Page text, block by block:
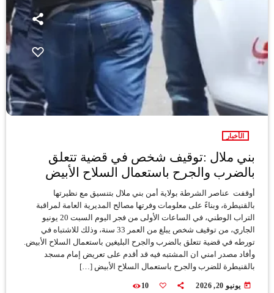
الأخبار
بني ملال :توقيف شخص في قضية تتعلق
بالضرب والجرح باستعمال السلاح الأبيض
أوقفت عناصر الشرطة بولاية أمن بني ملال بتنسيق مع نظيرتها
بالقنيطرة، وبناءً على معلومات وفرتها مصالح المديرية العامة لمراقبة
التراب الوطني، في الساعات الأولى من فجر اليوم السبت 20 يونيو
الجاري، من توقيف شخص يبلغ من العمر 33 سنة، وذلك للاشتباه في
تورطه في قضية تتعلق بالضرب والجرح البليغين باستعمال السلاح الأبيض.
وأفاد مصدر امني ان المشتبه فيه قد أقدم على تعريض إمام مسجد
بالقنيطرة للضرب والجرح باستعمال السلاح الأبيض […]
today يونيو 20, 2026 10